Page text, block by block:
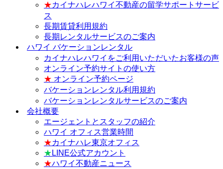
★カイナハレハワイ不動産の留学サポートサービ
ス
長期賃貸利用規約
長期レンタルサービスのご案内
ハワイ バケーションレンタル
カイナハレハワイをご利用いただいたお客様の声
オンライン予約サイトの使い方
★ オンライン予約ページ
バケーションレンタル利用規約
バケーションレンタルサービスのご案内
会社概要
エージェントとスタッフの紹介
ハワイ オフィス営業時間
★カイナハレ東京オフィス
★ LINE公式アカウント
★ハワイ不動産ニュース